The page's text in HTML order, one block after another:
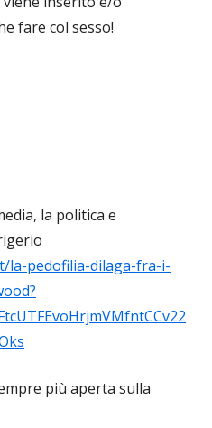
fare col sesso!
la politica e
la-pedofilia-dilaga-fra-i-
più aperta sulla